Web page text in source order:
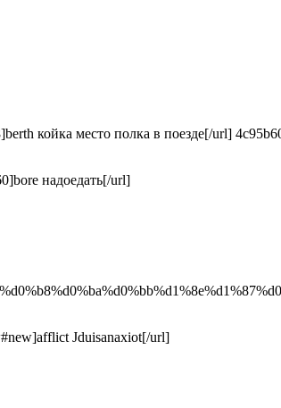
койка место полка в поезде[/url]
надоедать[/url]
Jduisanaxiot[/url]